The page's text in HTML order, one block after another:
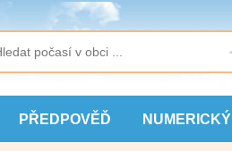
PŘEDPOVĚĎ NUMERICKÝ